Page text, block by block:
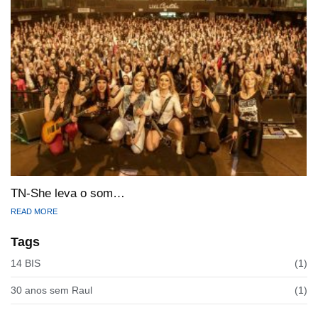
TN-She leva o som…
READ MORE
Tags
14 BIS (1)
30 anos sem Raul (1)